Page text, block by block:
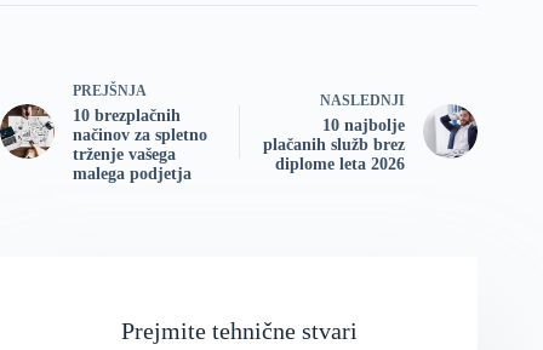
PREJŠNJA
10 brezplačnih
načinov za spletno
trženje vašega
malega podjetja
NASLEDNJI
10 najbolje
plačanih služb brez
diplome leta 2026
Prejmite tehnične stvari